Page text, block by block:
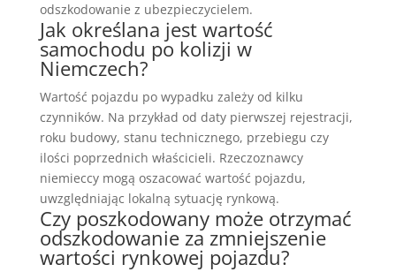
odszkodowanie z ubezpieczycielem.
Jak określana jest wartość
samochodu po kolizji w
Niemczech?
Wartość pojazdu po wypadku zależy od kilku
czynników. Na przykład od daty pierwszej rejestracji,
roku budowy, stanu technicznego, przebiegu czy
ilości poprzednich właścicieli. Rzeczoznawcy
niemieccy mogą oszacować wartość pojazdu,
uwzględniając lokalną sytuację rynkową.
Czy poszkodowany może otrzymać
odszkodowanie za zmniejszenie
wartości rynkowej pojazdu?